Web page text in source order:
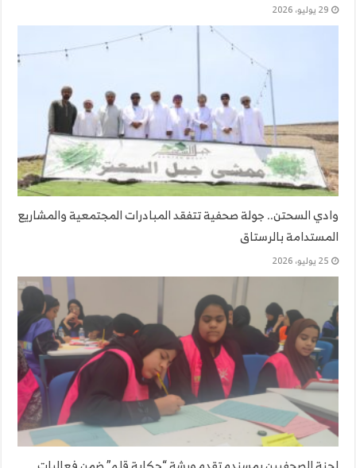
29 يوليو، 2026
وادي السحتن.. جولة صحفية تتفقد المبادرات المجتمعية والمشاريع
المستدامة بالرستاق
25 يوليو، 2026